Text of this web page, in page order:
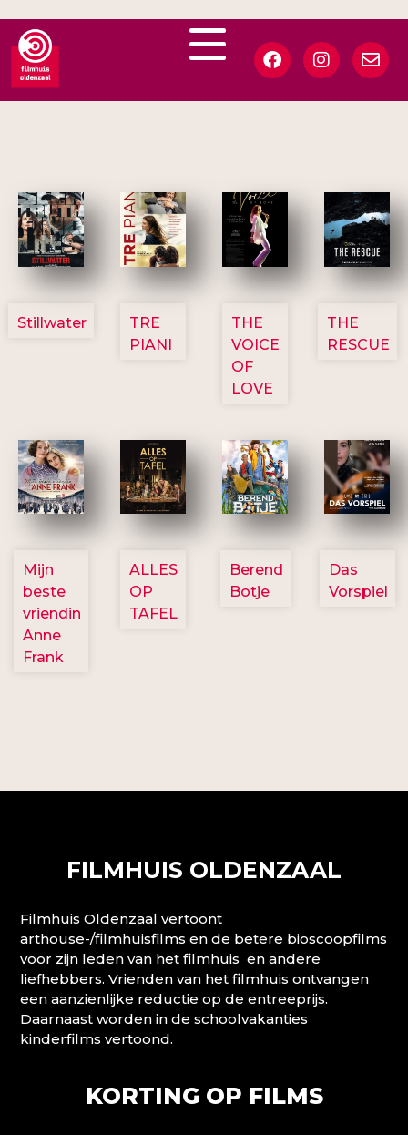
3123
Stillwater
3129
TRE
PIANI
3135
THE
VOICE
OF
LOVE
3148
THE
RESCUE
2757
Mijn
beste
vriendin
Anne
Frank
3154
ALLES
OP
TAFEL
2799
Berend
Botje
2777
Das
Vorspiel
FILMHUIS OLDENZAAL
Filmhuis Oldenzaal vertoont
arthouse-/filmhuisfilms en de betere bioscoopfilms
voor zijn leden van het filmhuis en andere
liefhebbers. Vrienden van het filmhuis ontvangen
een aanzienlijke reductie op de entreeprijs.
Daarnaast worden in de schoolvakanties
kinderfilms vertoond.
KORTING OP FILMS